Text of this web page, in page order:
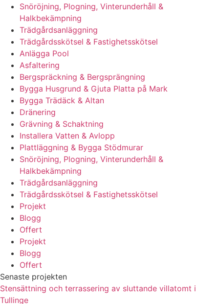
Snöröjning, Plogning, Vinterunderhåll &
Halkbekämpning
Trädgårdsanläggning
Trädgårdsskötsel & Fastighetsskötsel
Anlägga Pool
Asfaltering
Bergspräckning & Bergsprängning
Bygga Husgrund & Gjuta Platta på Mark
Bygga Trädäck & Altan
Dränering
Grävning & Schaktning
Installera Vatten & Avlopp
Plattläggning & Bygga Stödmurar
Snöröjning, Plogning, Vinterunderhåll &
Halkbekämpning
Trädgårdsanläggning
Trädgårdsskötsel & Fastighetsskötsel
Projekt
Blogg
Offert
Projekt
Blogg
Offert
Senaste projekten
Stensättning och terrassering av sluttande villatomt i
Tullinge